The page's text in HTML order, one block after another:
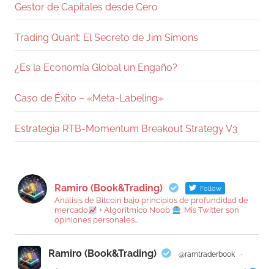
Gestor de Capitales desde Cero
Trading Quant: El Secreto de Jim Simons
¿Es la Economía Global un Engaño?
Caso de Éxito – «Meta-Labeling»
Estrategia RTB-Momentum Breakout Strategy V3
Ramiro (Book&Trading) Follow
Análisis de Bitcoin bajo principios de profundidad de
mercado
+ Algorítmico Noob
. Mis Twitter son
opiniones personales...
Ramiro (Book&Trading) @ramtraderbook
·